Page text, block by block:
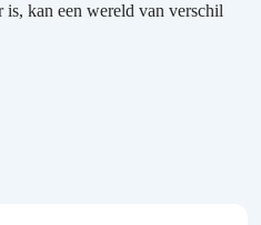
kan een wereld van verschil